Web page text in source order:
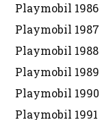
Playmobil 1986
Playmobil 1987
Playmobil 1988
Playmobil 1989
Playmobil 1990
Playmobil 1991